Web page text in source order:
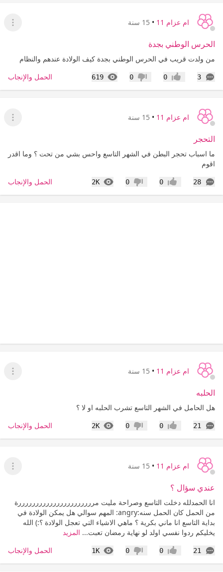
ام عزام 11 • 15 سنة
عرض
الحرس الوطني بجدة
من ولدت قريب في الحرس الوطني بجدة كيف الولادة عندهم والنظام
3
التعليقات إعجاب0 عدم إعجاب
0
619
المشاهدات الحمل والإنجاب
ام عزام 11 • 15 سنة
عرض
التحجر
ما اسباب تحجر البطن في الشهر التاسع واحس بشي من تحت ؟ وما اقدر
اقوم
28
التعليقات إعجاب0 عدم إعجاب
0
2K
المشاهدات الحمل والإنجاب
ام عزام 11 • 15 سنة
عرض
الحلبه
هل الحامل في الشهر التاسع تشرب الحلبه او لا ؟
21
التعليقات إعجاب0 عدم إعجاب
0
2K
المشاهدات الحمل والإنجاب
ام عزام 11 • 15 سنة
عرض
عندي سؤال ؟
انا الحمدلله دخلت التاسع وصراحة مليت مررررررررررررررررررررررة
من الحمل كان الحمل سنه:angry: المهم سوالي هل يمكن الولادة في
بداية التاسع انا ماني بكرية ؟ ماهي الاشياء التي تعجل الولادة ؟:) الله
يخليكم ردوا نفسي اولد لو نهاية رمضان تعبت... المزيد
21
التعليقات إعجاب0 عدم إعجاب
0
1K
المشاهدات الحمل والإنجاب